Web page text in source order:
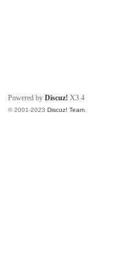
Powered byDiscuz! X3.4
© 2001-2023Discuz! Team